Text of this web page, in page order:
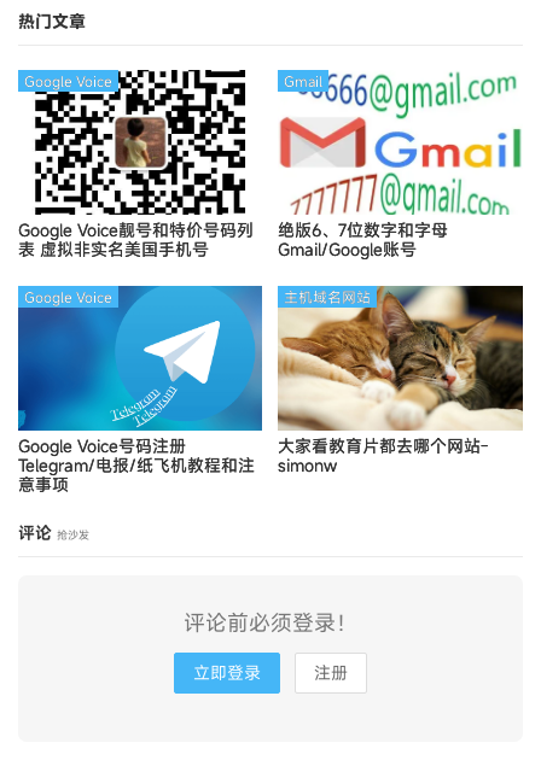
热门文章
Google Voice靓号和特价号码列
表 虚拟非实名美国手机号
Google Voice
绝版6、7位数字和字母
Gmail/Google账号
Gmail
Google Voice号码注册
Telegram/电报/纸飞机教程和注
意事项
Google Voice
大家看教育片都去哪个网站-
simonw
主机域名网站
评论 抢沙发
评论前必须登录！
立即登录 注册